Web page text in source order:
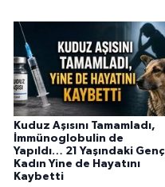
Kuduz Aşısını Tamamladı,
İmmünoglobulin de
Yapıldı… 21 Yaşındaki Genç
Kadın Yine de Hayatını
Kaybetti